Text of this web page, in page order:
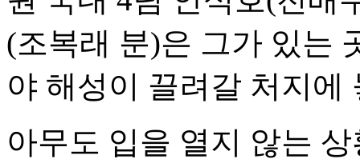
(조복래 분)은 그가 있는
야 해성이 끌려갈 처지에
아무도 입을 열지 않는